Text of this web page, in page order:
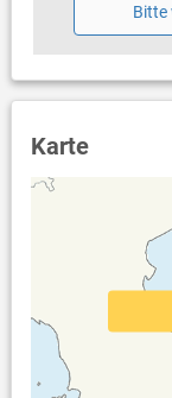
Bitte
Karte